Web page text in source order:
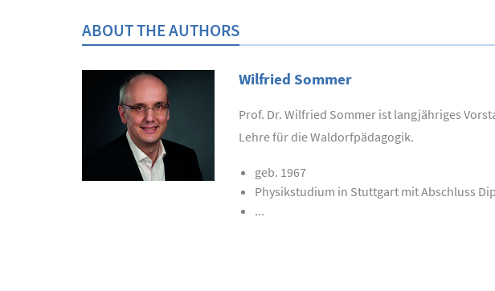
ABOUT THE AUTHORS
Wilfried Sommer
Prof. Dr. Wilfried Sommer ist langjähriges
Lehre für die Waldorfpädagogik.
geb. 1967
Physikstudium in Stuttgart mit Abschluss
...